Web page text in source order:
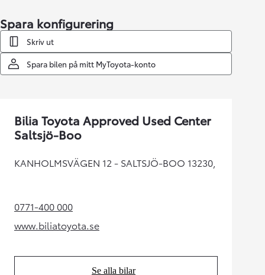
Spara konfigurering
Skriv ut
Spara bilen på mitt MyToyota-konto
Bilia Toyota Approved Used Center
Saltsjö-Boo
KANHOLMSVÄGEN 12 - SALTSJÖ-BOO 13230,
0771-400 000(Opens in new tab)
www.biliatoyota.se
(Opens in new tab)
Se alla bilar